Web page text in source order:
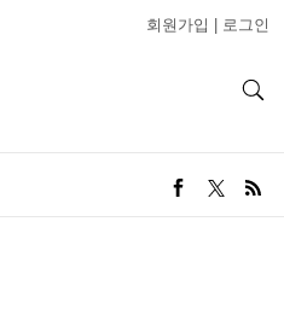
회원가입 로그인